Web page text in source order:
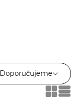
Doporučujeme